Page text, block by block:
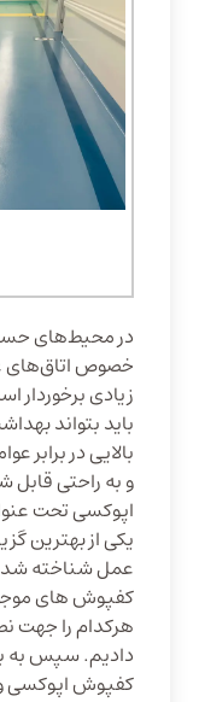
در محیط‌های
خصوص اتاق‌های
زیادی
باید بتواند
بالایی در برابر
و به راحتی
اپوکسی تحت
یکی از بهترین
عمل شناخته
کفپوش های موجود
هرکدام را جهت
دادیم. سپس به
کفپوش اپوکسی